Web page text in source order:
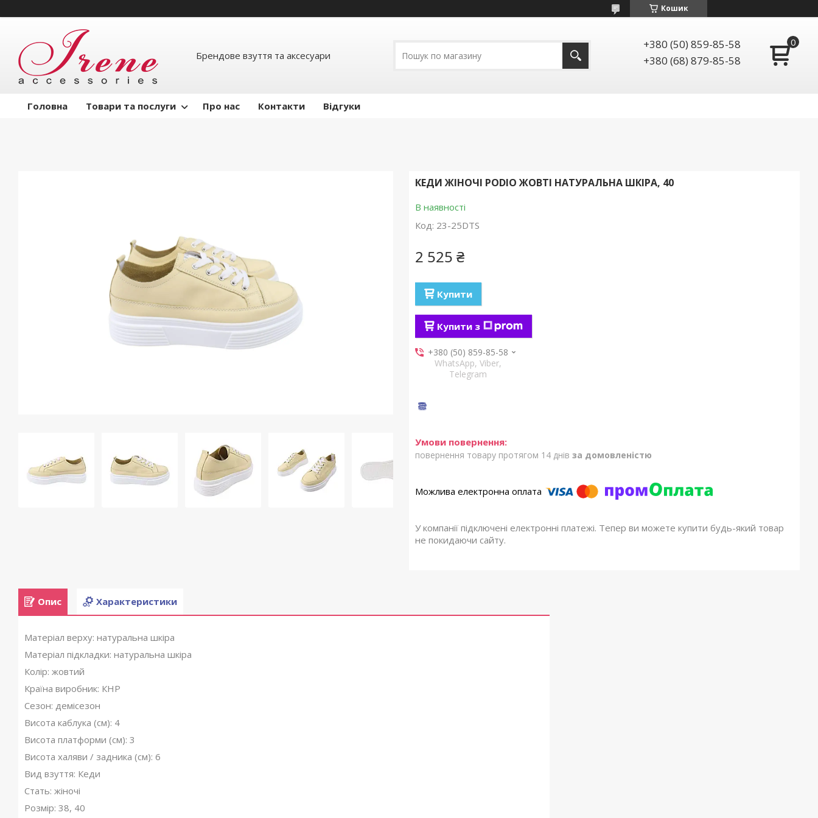
Кошик
Брендове взуття та аксесуари
+380 (50) 859-85-58
+380 (68) 879-85-58
Головна Товари та послуги Про нас Контакти Відгуки
КЕДИ ЖІНОЧІ PODIO ЖОВТІ НАТУРАЛЬНА ШКІРА, 40
В наявності
Код: 23-25DTS
2 525 ₴
Купити
Купити з
+380 (50) 859-85-58
WhatsApp, Viber,
Telegram
повернення товару протягом 14 днів за домовленістю
У компанії підключені електронні платежі. Тепер ви можете купити будь-який товар
не покидаючи сайту.
Опис Характеристики
Матеріал верху: натуральна шкіра
Матеріал підкладки: натуральна шкіра
Колір: жовтий
Країна виробник: КНР
Сезон: демісезон
Висота каблука (см): 4
Висота платформи (см): 3
Висота халяви / задника (см): 6
Вид взуття: Кеди
Стать: жіночі
Розмір: 38, 40